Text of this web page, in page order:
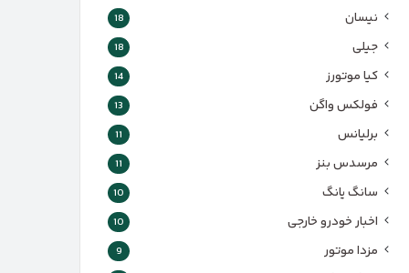
نیسان 18
جیلی 18
کیا موتورز 14
فولکس واگن 13
برلیانس 11
مرسدس بنز 11
سانگ یانگ 10
اخبار خودرو خارجی 10
مزدا موتور 9